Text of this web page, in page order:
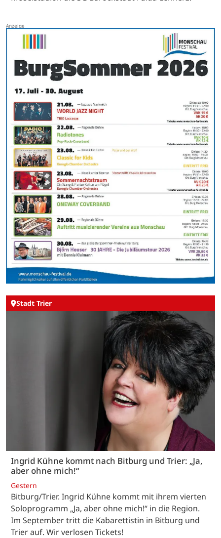
Stadt Trier
Ingrid Kühne kommt nach Bitburg und Trier: „Ja,
aber ohne mich!“
Gestern
Bitburg/Trier. Ingrid Kühne kommt mit ihrem vierten
Soloprogramm „Ja, aber ohne mich!“ in die Region.
Im September tritt die Kabarettistin in Bitburg und
Trier auf. Wir verlosen Tickets!